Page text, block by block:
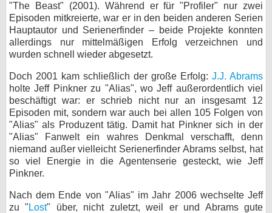
"The Beast" (2001). Während er für "Profiler" nur zwei
Episoden mitkreierte, war er in den beiden anderen Serien
Hauptautor und Serienerfinder – beide Projekte konnten
allerdings nur mittelmäßigen Erfolg verzeichnen und
wurden schnell wieder abgesetzt.
Doch 2001 kam schließlich der große Erfolg: J.J. Abrams
holte Jeff Pinkner zu "Alias", wo Jeff außerordentlich viel
beschäftigt war: er schrieb nicht nur an insgesamt 12
Episoden mit, sondern war auch bei allen 105 Folgen von
"Alias" als Produzent tätig. Damit hat Pinkner sich in der
"Alias" Fanwelt ein wahres Denkmal verschafft, denn
niemand außer vielleicht Serienerfinder Abrams selbst, hat
so viel Energie in die Agentenserie gesteckt, wie Jeff
Pinkner.
Nach dem Ende von "Alias" im Jahr 2006 wechselte Jeff
zu " Lost" über, nicht zuletzt, weil er und Abrams gute
Nutzungsbedingungen
Datenschutz
Cookie-Einstellungen
Impressum
Desktop-Ansicht
myFanbase